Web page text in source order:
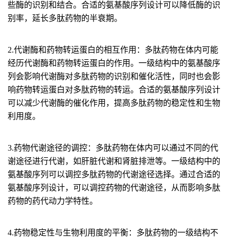
些酶的识别和结合。合适的氨基酸序列设计可以降低酶的识
别率，延长多肽药物的半衰期。
2.代谢酶和药物转运蛋白的相互作用： 多肽药物在体内可能
经历代谢酶和药物转运蛋白的作用。一级结构中的氨基酸序
列会影响代谢酶对多肽药物的识别和催化活性，同时也会影
响药物转运蛋白对多肽药物的转运。合适的氨基酸序列设计
可以减少代谢酶的催化作用，提高多肽药物的稳定性和生物
利用度。
3.药物代谢途径的调控： 多肽药物在体内可以通过不同的代
谢途径进行代谢，如肝脏代谢和肾脏排泄等。一级结构中的
氨基酸序列可以调控多肽药物的代谢途径选择。通过合适的
氨基酸序列设计，可以调控药物的代谢途径，从而影响多肽
药物的药代动力学特性。
4.药物稳定性与生物利用度的平衡： 多肽药物的一级结构不